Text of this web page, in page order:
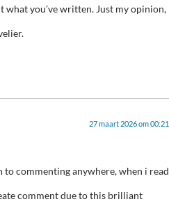
what you’ve written. Just my opinion,
27 maart 2026 om 00:21
to commenting anywhere, when i read
comment due to this brilliant